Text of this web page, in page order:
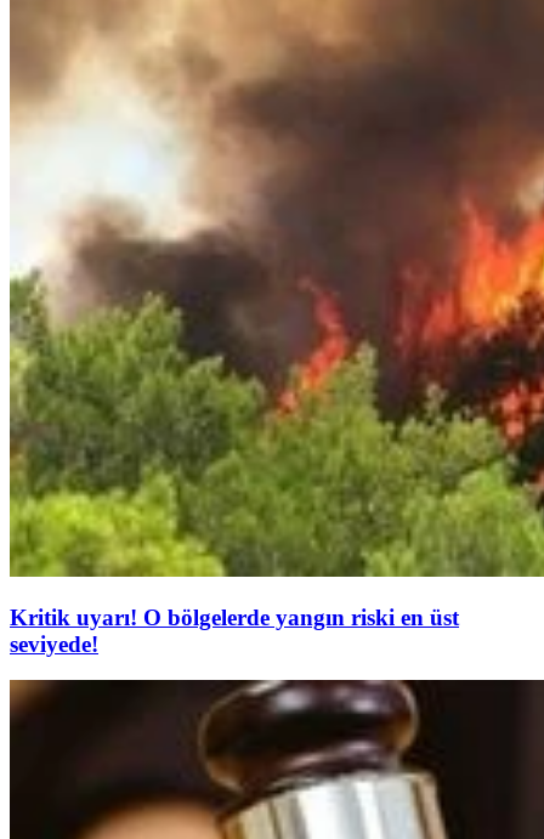
Kritik uyarı! O bölgelerde yangın riski en üst
seviyede!